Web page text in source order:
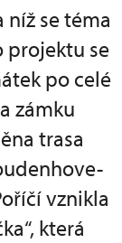
se téma
projektu se
po celé
zámku
trasa
vznikla
která